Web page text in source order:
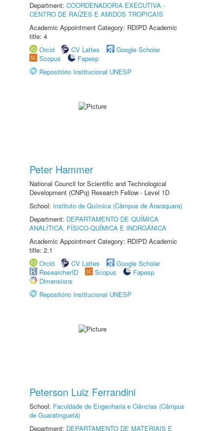
Department: COORDENADORIA EXECUTIVA -
CENTRO DE RAÍZES E AMIDOS TROPICAIS
Academic Appointment Category: RDIPD Academic
title: 4
Orcid
CV Lattes
Google Scholar
Scopus
Fapesp
Repositório Institucional UNESP
Peter Hammer
National Council for Scientific and Technological
Development (CNPq) Research Fellow - Level 1D
School: Instituto de Química (Câmpus de Araraquara)
Department: DEPARTAMENTO DE QUÍMICA
ANALÍTICA, FÍSICO-QUÍMICA E INORGÂNICA
Academic Appointment Category: RDIPD Academic
title: 2.1
Orcid
CV Lattes
Google Scholar
ResearcherID
Scopus
Fapesp
Dimensions
Repositório Institucional UNESP
Peterson Luiz Ferrandini
School: Faculdade de Engenharia e Ciências (Câmpus
de Guaratinguetá)
Department: DEPARTAMENTO DE MATERIAIS E